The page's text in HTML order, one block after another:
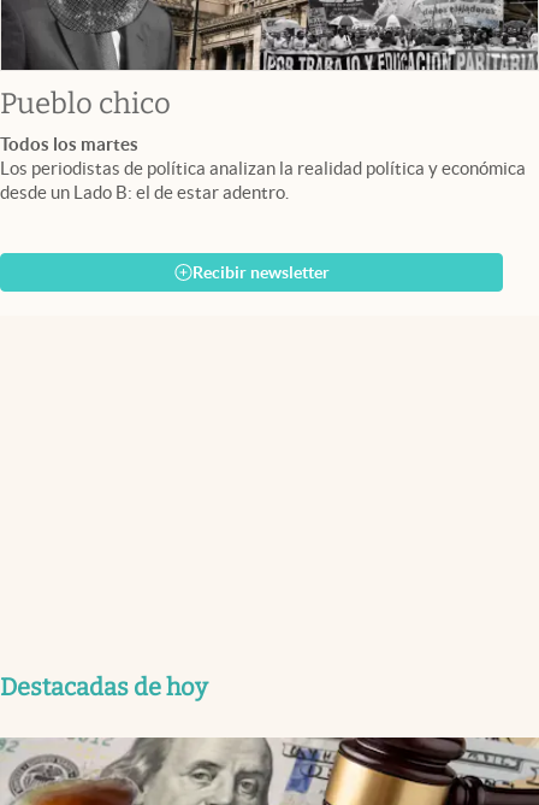
Pueblo chico
Todos los martes
Los periodistas de política analizan la realidad política y económica
desde un Lado B: el de estar adentro.
Recibir newsletter
Destacadas de hoy